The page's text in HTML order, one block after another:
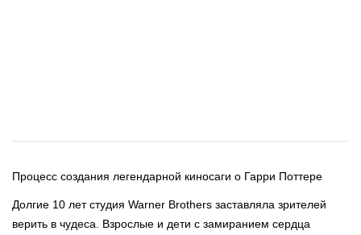
Процесс создания легендарной киносаги о Гарри Поттере
Долгие 10 лет студия Warner Brothers заставляла зрителей
верить в чудеса. Взрослые и дети с замиранием сердца